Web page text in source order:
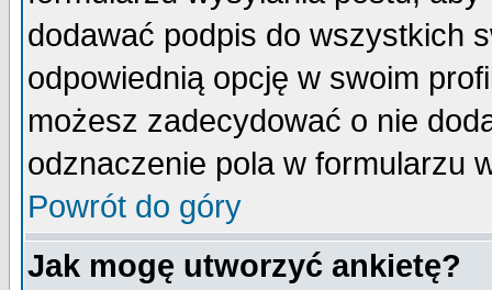
dodawać podpis do wszystkich
odpowiednią opcję w swoim
możesz zadecydować o nie
odznaczenie pola w formularzu
Powrót do góry
Jak mogę utworzyć ankietę?